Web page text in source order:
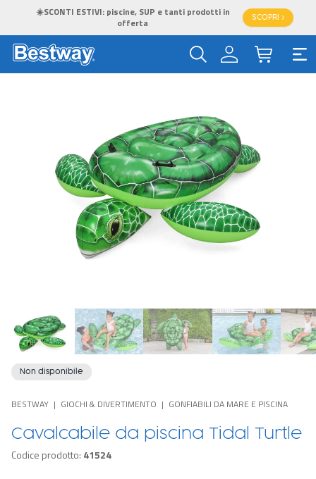
☀️SCONTI ESTIVI: piscine, SUP e tanti prodotti in
offerta
SCOPRI >
Non disponibile
BESTWAY GIOCHI & DIVERTIMENTO GONFIABILI DA MARE E PISCINA
Cavalcabile da piscina Tidal Turtle
Codice prodotto: 41524